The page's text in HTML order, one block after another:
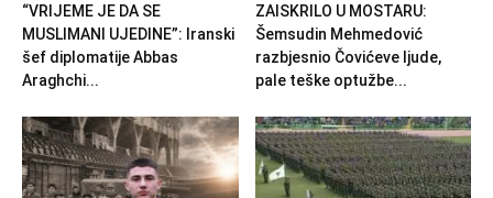
“VRIJEME JE DA SE
MUSLIMANI UJEDINE”: Iranski
šef diplomatije Abbas
Araghchi...
ZAISKRILO U MOSTARU:
Šemsudin Mehmedović
razbjesnio Čovićeve ljude,
pale teške optužbe...